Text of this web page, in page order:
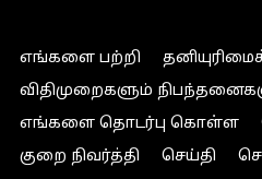
எங்களை பற்றி
விதிமுறைகளும்
எங்களை தொடர்பு கொள்ள
குறை நிவர்த்தி
செய்தி